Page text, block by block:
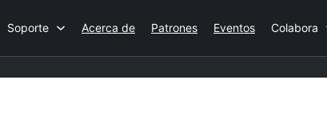
Soporte Acerca de Patrones Eventos Colabora